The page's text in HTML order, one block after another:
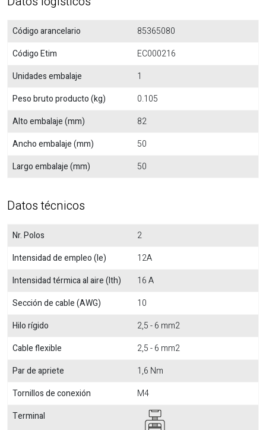
Código arancelario
85365080
Código Etim
EC000216
Unidades embalaje
1
Peso bruto producto (kg)
0.105
Alto embalaje (mm)
82
Ancho embalaje (mm)
50
Largo embalaje (mm)
50
Datos técnicos
Nr. Polos
2
Intensidad de empleo (Ie)
12A
Intensidad térmica al aire (Ith)
16 A
Sección de cable (AWG)
10
Hilo rígido
2,5 - 6 mm2
Cable flexible
2,5 - 6 mm2
Par de apriete
1,6 Nm
Tornillos de conexión
M4
Terminal